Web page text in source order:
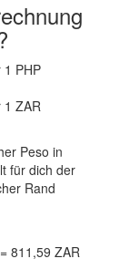
1 PHP
1 ZAR
Peso in
für dich der
Rand
811,59 ZAR